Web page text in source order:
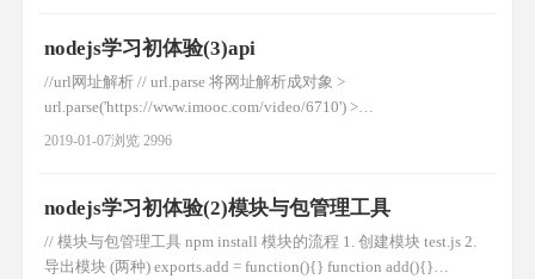
nodejs学习初体验(3)api
//url网址解析 // url.parse 将网址解析成对象 >
url.parse('https://www.imooc.com/video/6710') >
url.parse('https://www.imooc.com/video/6710',true) //query会被解析
2019-01-07浏览 2996
nodejs学习初体验(2)模块与包管理工具
// 模块与包管理工具 npm install 模块的流程 1. 创建模块 test.js 2.
导出模块 (两种) exports.add = function(){} function add(){}